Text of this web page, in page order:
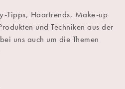
Tipps, Haartrends, Make-up
und Techniken aus der
uns auch um die Themen